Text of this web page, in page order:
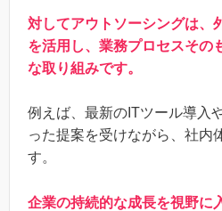
対してアウトソーシングは、
を活用し、業務プロセスその
な取り組みです。
例えば、最新のITツール導入
った提案を受けながら、社内
す。
企業の持続的な成長を視野に